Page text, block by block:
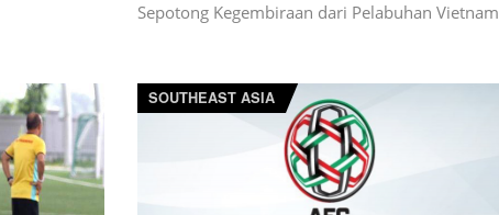
Sepotong Kegembiraan dari Pelabuhan Vietnam
SOUTHEAST ASIA